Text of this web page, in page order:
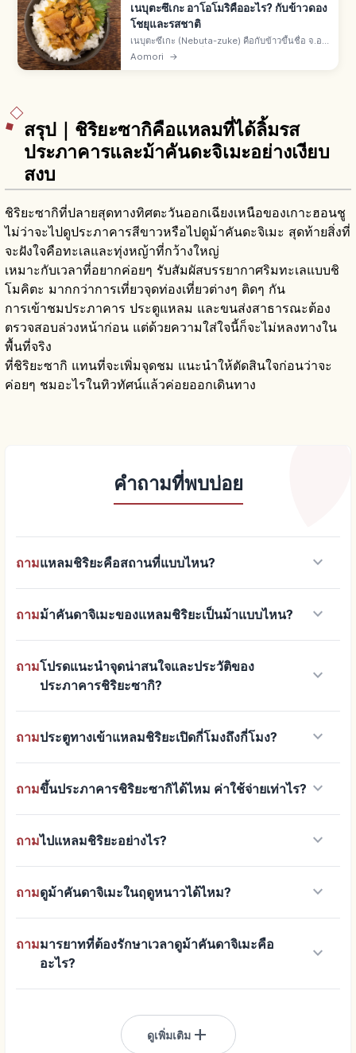
เนบุตะซึเกะ อาโอโมริคืออะไร? กับข้าวดอง
โชยุและรสชาติ
เนบุตะซึเกะ (Nebuta-zuke) คือกับข้าวขึ้นชื่อ จ.อา
โอโมริ ผสมไข่เฮร์ริ่ง ปลาหมึกแห้ง สาหร่ายคมบุ หัว
Aomori →
สรุป｜ชิริยะซากิคือแหลมที่ได้ลิ้มรส
ประภาคารและม้าคันดะจิเมะอย่างเงียบ
สงบ
ชิริยะซากิที่ปลายสุดทางทิศตะวันออกเฉียงเหนือของเกาะฮอนชู
ไม่ว่าจะไปดูประภาคารสีขาวหรือไปดูม้าคันดะจิเมะ สุดท้ายสิ่งที่
จะฝังใจคือทะเลและทุ่งหญ้าที่กว้างใหญ่
เหมาะกับเวลาที่อยากค่อยๆ รับสัมผัสบรรยากาศริมทะเลแบบชิ
โมคิตะ มากกว่าการเที่ยวจุดท่องเที่ยวต่างๆ ติดๆ กัน
การเข้าชมประภาคาร ประตูแหลม และขนส่งสาธารณะต้อง
ตรวจสอบล่วงหน้าก่อน แต่ด้วยความใส่ใจนี้ก็จะไม่หลงทางใน
พื้นที่จริง
ที่ชิริยะซากิ แทนที่จะเพิ่มจุดชม แนะนำให้ตัดสินใจก่อนว่าจะ
ค่อยๆ ชมอะไรในทิวทัศน์แล้วค่อยออกเดินทาง
คำถามที่พบบ่อย
ถามแหลมชิริยะคือสถานที่แบบไหน? keyboard_arrow_down
ถามม้าคันดาจิเมะของแหลมชิริยะเป็นม้าแบบไหน? keyboard_arrow_down
ถามโปรดแนะนำจุดน่าสนใจและประวัติของ
ประภาคารชิริยะซากิ?
keyboard_arrow_down
ถามประตูทางเข้าแหลมชิริยะเปิดกี่โมงถึงกี่โมง? keyboard_arrow_down
ถามขึ้นประภาคารชิริยะซากิได้ไหม ค่าใช้จ่ายเท่าไร? keyboard_arrow_down
ถามไปแหลมชิริยะอย่างไร? keyboard_arrow_down
ถามดูม้าคันดาจิเมะในฤดูหนาวได้ไหม? keyboard_arrow_down
ถามมารยาทที่ต้องรักษาเวลาดูม้าคันดาจิเมะคือ
อะไร?
keyboard_arrow_down
ดูเพิ่มเติมadd